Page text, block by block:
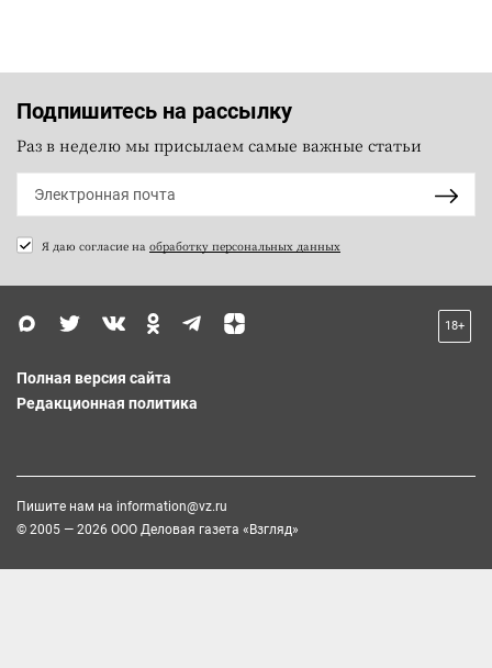
Подпишитесь на рассылку
Раз в неделю мы присылаем самые важные статьи
Я даю согласие на обработку персональных данных
18+
Полная версия сайта
Редакционная политика
Пишите нам на information@vz.ru
© 2005 — 2026 ООО Деловая газета «Взгляд»